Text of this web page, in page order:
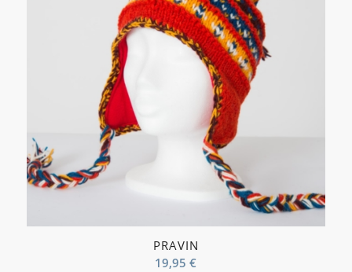
PRAVIN
19,95€